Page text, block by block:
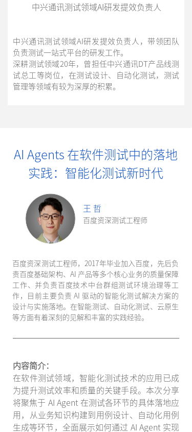
中兴通讯测试领域AI研发提效负责人
中兴通讯测试领域AI研发提效负责人，带领团队
负责测试一站式平台的研发工作。
深耕测试领域20年，曾担任中兴通讯DT产品线测
试总工等岗位，在测试设计、自动化测试，测试
管理等领域有较为深厚的积累。
内容简介：
在软件测试领域，智能化测试技术的应用已成
为提升测试效率和质量的关键手段。本次分享
将聚焦于 AI Agent 在测试各环节的具体落地应
用，从业务知识构建到用例设计、自动化用例
生成等环节，全面展示如何通过 AI Agent 实现
王 哲
百度资深测试工程师
百度资深测试工程师，2017年毕业加入百度，先后负
责百度基础架构、AI 产品等多个核心业务的质量保障
工作、并负责百度技术中台群组测试环境治理等工
作，目前主要负责 AI 驱动的智能化测试解决方案的
设计与实施落地。在智能测试、自动化测试、云原生
等方面有着深刻的见解和丰富的实践经验。
AI Agents 在软件测试中的落地
实践：智能化测试新时代